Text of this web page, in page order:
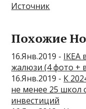
Источник
Похожие
16.Янв.2019 - IKEA
жалюзи (4 фото +
16.Янв.2019 - К
не менее 25 школ
инвестиций